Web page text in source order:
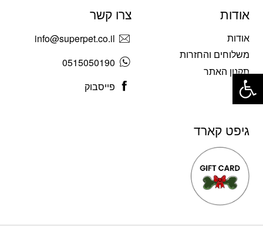
אודות
אודות
משלוחים והחזרות
תקנון האתר
בלוג
צרו קשר
info@superpet.co.il
0515050190
פייסבוק
גיפט קארד
פתח סרגל נגישות